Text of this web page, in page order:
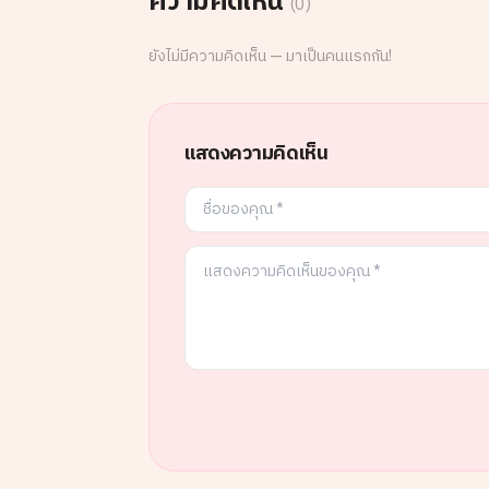
ยังไม่มีความคิดเห็น — มาเป็นคนแรกกัน!
แสดงความคิดเห็น